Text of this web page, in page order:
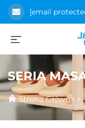
[email
SERIA
Strona Główna >